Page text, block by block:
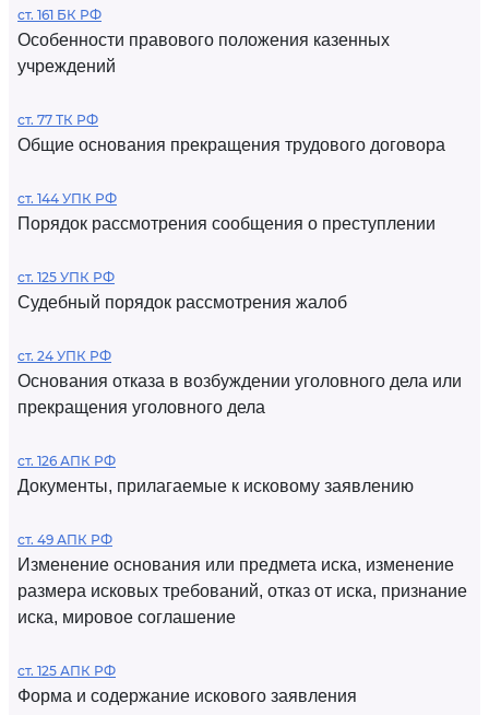
ст. 161 БК РФ
Особенности правового положения казенных
учреждений
ст. 77 ТК РФ
Общие основания прекращения трудового договора
ст. 144 УПК РФ
Порядок рассмотрения сообщения о преступлении
ст. 125 УПК РФ
Судебный порядок рассмотрения жалоб
ст. 24 УПК РФ
Основания отказа в возбуждении уголовного дела или
прекращения уголовного дела
ст. 126 АПК РФ
Документы, прилагаемые к исковому заявлению
ст. 49 АПК РФ
Изменение основания или предмета иска, изменение
размера исковых требований, отказ от иска, признание
иска, мировое соглашение
ст. 125 АПК РФ
Форма и содержание искового заявления